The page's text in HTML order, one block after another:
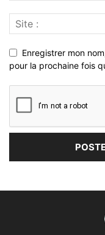
Enregistrer mon
pour la prochaine fois